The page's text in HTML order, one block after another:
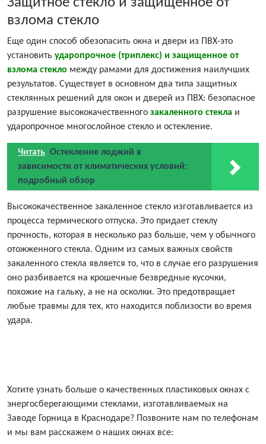
взлома стекло
Еще один способ обезопасить окна и двери из ПВХ-это
установить ударопрочное (триплекс) и защищенное от
взлома стекло между рамами для достижения наилучших
результатов. Существует в основном два типа защитных
стеклянных решений для окон и дверей из ПВХ: безопасное
разрушение высококачественного закаленного стекла и
ударопрочное многослойное стекло и остекление.
Читать Остекление лоджий в
зависимости от климатических условий:
подробный обзор
Высококачественное закаленное стекло изготавливается из
процесса термического отпуска. Это придает стеклу
прочность, которая в несколько раз больше, чем у обычного
отожженного стекла. Одним из самых важных свойств
закаленного стекла является то, что в случае его разрушения
оно разбивается на крошечные безвредные кусочки,
похожие на гальку, а не на осколки. Это предотвращает
любые травмы для тех, кто находится поблизости во время
удара.
Хотите узнать больше о качественных пластиковых окнах с
энергосберегающими стеклами, изготавливаемых на
Заводе Горница в Краснодаре? Позвоните нам по телефонам
и мы вам расскажем о наших окнах все: